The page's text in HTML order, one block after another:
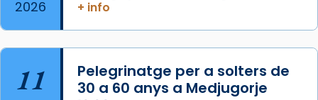
📸 Dr. G. Simón
Foto
View on Facebook · Share
2026
+ info
11
Pelegrinatge per a solters de
30 a 60 anys a Medjugorje